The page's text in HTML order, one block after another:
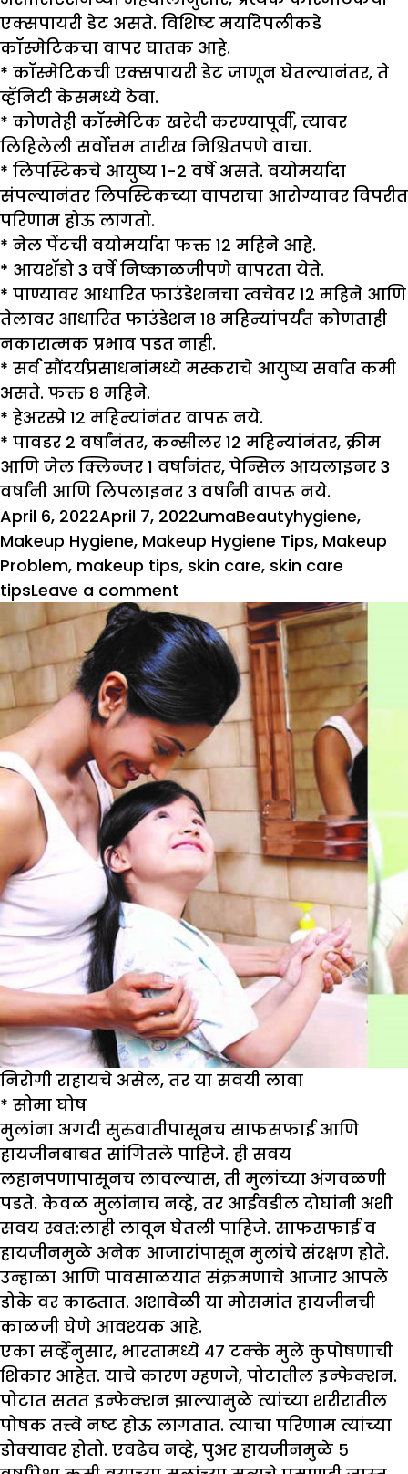
एक्सपायरी डेट असते. विशिष्ट मर्यादेपलीकडे
कॉस्मेटिकचा वापर घातक आहे.
* कॉस्मेटिकची एक्सपायरी डेट जाणून घेतल्यानंतर, ते
व्हॅनिटी केसमध्ये ठेवा.
* कोणतेही कॉस्मेटिक खरेदी करण्यापूर्वी, त्यावर
लिहिलेली सर्वोत्तम तारीख निश्चितपणे वाचा.
* लिपस्टिकचे आयुष्य 1-2 वर्षे असते. वयोमर्यादा
संपल्यानंतर लिपस्टिकच्या वापराचा आरोग्यावर विपरीत
परिणाम होऊ लागतो.
* नेल पेंटची वयोमर्यादा फक्त 12 महिने आहे.
* आयशॅडो 3 वर्षे निष्काळजीपणे वापरता येते.
* पाण्यावर आधारित फाउंडेशनचा त्वचेवर १२ महिने आणि
तेलावर आधारित फाउंडेशन १८ महिन्यांपर्यंत कोणताही
नकारात्मक प्रभाव पडत नाही.
* सर्व सौंदर्यप्रसाधनांमध्ये मस्कराचे आयुष्य सर्वात कमी
असते. फक्त 8 महिने.
* हेअरस्प्रे 12 महिन्यांनंतर वापरू नये.
* पावडर 2 वर्षांनंतर, कन्सीलर 12 महिन्यांनंतर, क्रीम
आणि जेल क्लिन्जर 1 वर्षानंतर, पेन्सिल आयलाइनर 3
वर्षांनी आणि लिपलाइनर 3 वर्षांनी वापरू नये.
Posted
on
April 6, 2022April 7, 2022Author
umaCategories
BeautyTags
hygiene,
Makeup Hygiene, Makeup Hygiene Tips, Makeup
Problem, makeup tips, skin care, skin care
tipsLeave a comment
मेकअप
करतानाही
स्वच्छता
आवश्यक
निरोगी राहायचे असेल, तर या सवयी लावा
* सोमा घोष
मुलांना अगदी सुरुवातीपासूनच साफसफाई आणि
हायजीनबाबत सांगितले पाहिजे. ही सवय
लहानपणापासूनच लावल्यास, ती मुलांच्या अंगवळणी
पडते. केवळ मुलांनाच नव्हे, तर आईवडील दोघांनी अशी
सवय स्वत:लाही लावून घेतली पाहिजे. साफसफाई व
हायजीनमुळे अनेक आजारांपासून मुलांचे संरक्षण होते.
उन्हाळा आणि पावसाळयात संक्रमणाचे आजार आपले
डोके वर काढतात. अशावेळी या मोसमांत हायजीनची
काळजी घेणे आवश्यक आहे.
एका सर्व्हेनुसार, भारतामध्ये ४७ टक्के मुले कुपोषणाची
शिकार आहेत. याचे कारण म्हणजे, पोटातील इन्फेक्शन.
पोटात सतत इन्फेक्शन झाल्यामुळे त्यांच्या शरीरातील
पोषक तत्त्वे नष्ट होऊ लागतात. त्याचा परिणाम त्यांच्या
डोक्यावर होतो. एवढेच नव्हे, पुअर हायजीनमुळे ५